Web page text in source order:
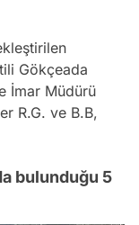
Gökçeada
İmar Müdürü
R.G. ve B.B,
bulunduğu 5